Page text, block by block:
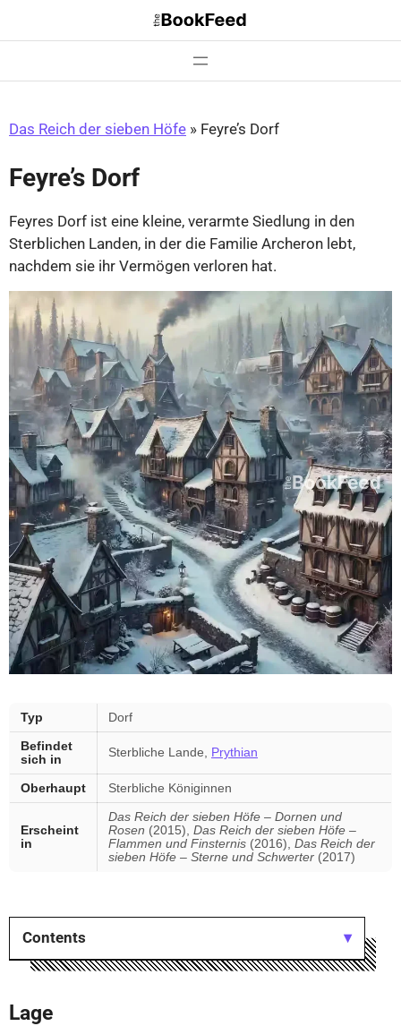
Das Reich der sieben Höfe » Feyre’s Dorf
Feyre’s Dorf
Feyres Dorf ist eine kleine, verarmte Siedlung in den
Sterblichen Landen, in der die Familie Archeron lebt,
nachdem sie ihr Vermögen verloren hat.
Feyres
Dorf
key
facts
Typ
Dorf
Befindet
sich in
Sterbliche Lande, Prythian
Oberhaupt Sterbliche Königinnen
Erscheint
in
Das Reich der sieben Höfe – Dornen und
Rosen (2015), Das Reich der sieben Höfe –
Flammen und Finsternis (2016), Das Reich der
sieben Höfe – Sterne und Schwerter (2017)
Contents
Lage